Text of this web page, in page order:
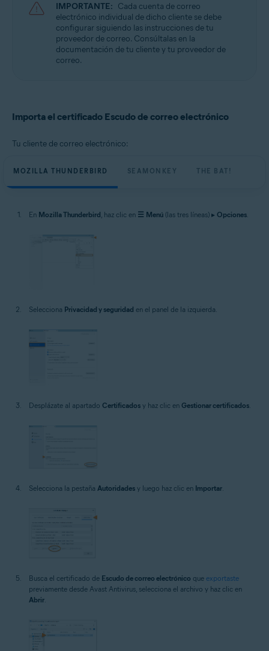
IMPORTANTE: Cada cuenta de correo
electrónico individual de dicho cliente se debe
configurar siguiendo las instrucciones de tu
proveedor de correo. Consúltalas en la
documentación de tu cliente y tu proveedor de
correo.
Importa el certificado Escudo de correo electrónico
Tu cliente de correo electrónico:
MOZILLA THUNDERBIRD SEAMONKEY THE BAT!
En Mozilla Thunderbird , haz clic en ☰ Menú (las tres líneas) ▸ Opciones
Selecciona Privacidad y seguridad en el panel de la izquierda.
Desplázate al apartado Certificados y haz clic en Gestionar certificados
Selecciona la pestaña Autoridades y luego haz clic en Importar
Busca el certificado de Escudo de correo electrónico que exportaste
previamente desde Avast Antivirus, selecciona el archivo y haz clic en
Abrir